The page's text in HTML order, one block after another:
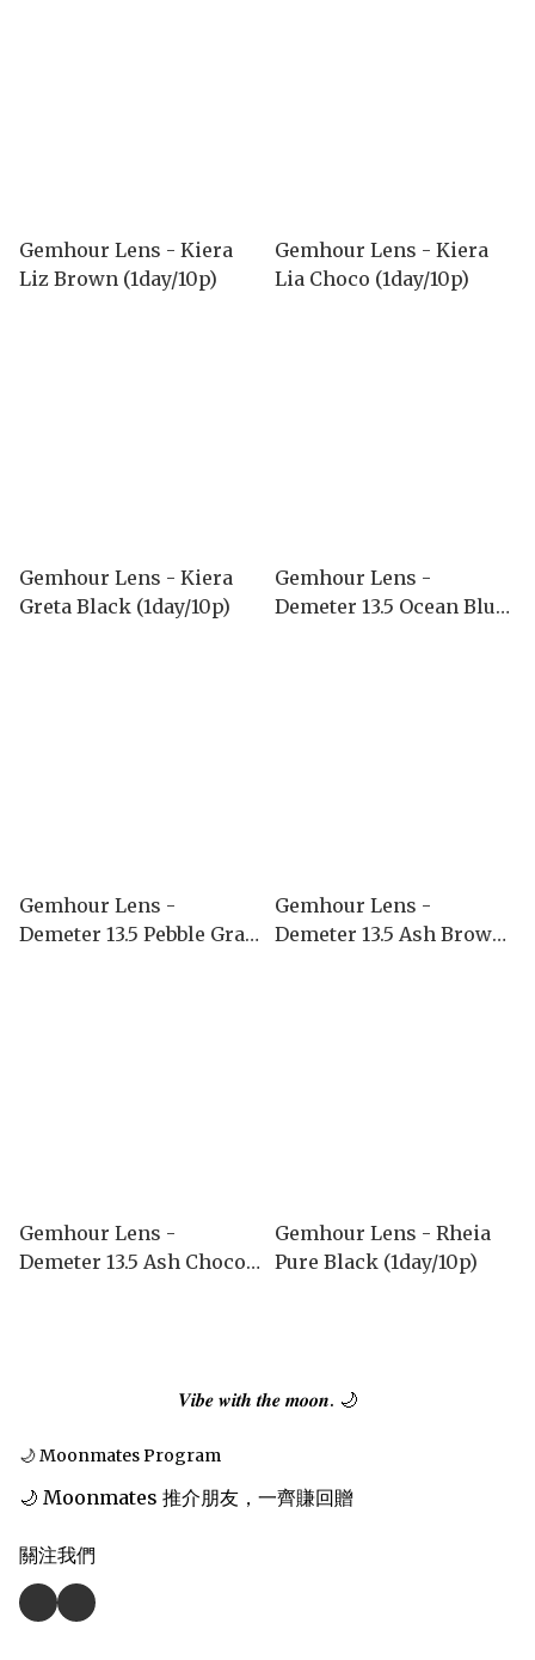
Gemhour Lens - Kiera
Liz Brown (1day/10p)
Gemhour Lens - Kiera
Lia Choco (1day/10p)
Gemhour Lens - Kiera
Greta Black (1day/10p)
Gemhour Lens -
Demeter 13.5 Ocean Blue
Gemhour Lens -
Demeter 13.5 Pebble Gray
Gemhour Lens -
Demeter 13.5 Ash Brown
Gemhour Lens -
Demeter 13.5 Ash Choco
Gemhour Lens - Rheia
Pure Black (1day/10p)
𝑽𝒊𝒃𝒆 𝒘𝒊𝒕𝒉 𝒕𝒉𝒆 𝒎𝒐𝒐𝒏. 🌙
🌙 Moonmates Program
🌙 Moonmates 推介朋友，一齊賺回贈
關注我們